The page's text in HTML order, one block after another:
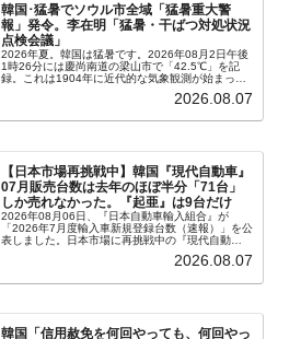
韓国･猛暑でソウル市全域「猛暑重大警
報」発令。李在明「猛暑・干ばつ対処状況
点検会議」
2026年夏。韓国は猛暑です。2026年08月2日午後
1時26分には慶尚南道の梁山市で「42.5℃」を記
録。これは1904年に近代的な気象観測が始まって
ウル市全域への「猛暑重大警報」が発令され...
2026.08.07
【日本市場再挑戦中】韓国『現代自動車』
07月販売台数は去年のほぼ半分「71台」
しか売れなかった。『起亜』は9台だけ
2026年08月06日、『日本自動車輸入組合』が
「2026年7月度輸入車新規登録台数（速報）」を公
表しました。日本市場に再挑戦中の『現代自動
台数はこの中に捉えられているはずです。先月から
2026.08.07
韓国「信用赦免を何回やっても、何回やっ